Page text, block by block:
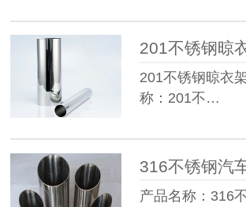
201不锈钢晾
201不锈钢晾衣
称：201不…
产品名称：316